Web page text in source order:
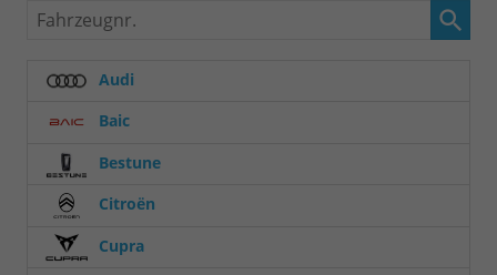
Fahrzeugnr.
Audi
Baic
Bestune
Citroën
Cupra